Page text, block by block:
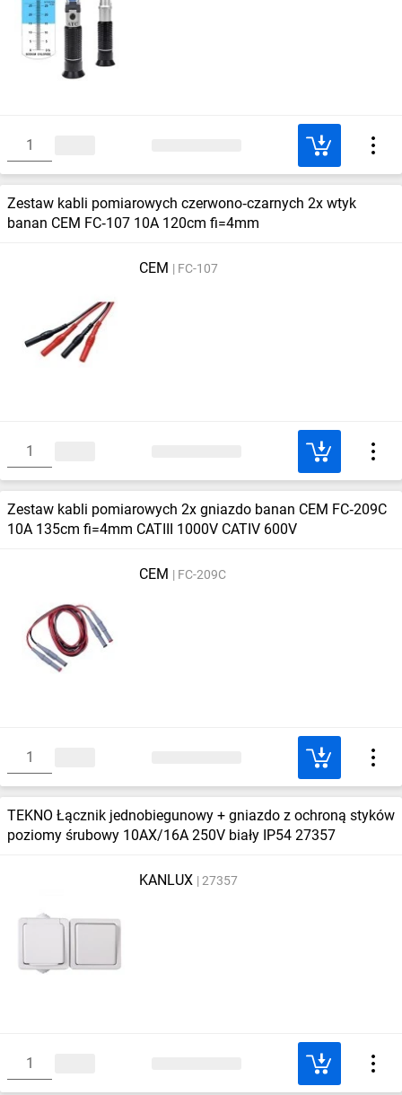
Zestaw kabli pomiarowych czerwono‑czarnych 2x wtyk
banan CEM FC‑107 10A 120cm fi=4mm
CEM FC-107
Zestaw kabli pomiarowych 2x gniazdo banan CEM FC‑209C
10A 135cm fi=4mm CATIII 1000V CATIV 600V
CEM FC-209C
TEKNO Łącznik jednobiegunowy + gniazdo z ochroną styków
poziomy śrubowy 10AX/16A 250V biały IP54 27357
KANLUX 27357